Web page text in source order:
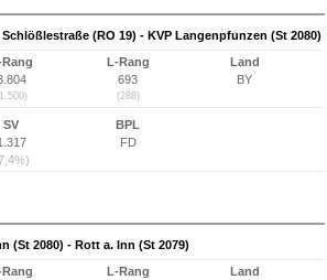
(RO 19) - KVP Langenpfunzen (St 2080)
Rang
L-Rang
693
(288)
Land
BY
SV
BPL
FD
(St 2080) - Rott a. Inn (St 2079)
Rang
L-Rang
Land